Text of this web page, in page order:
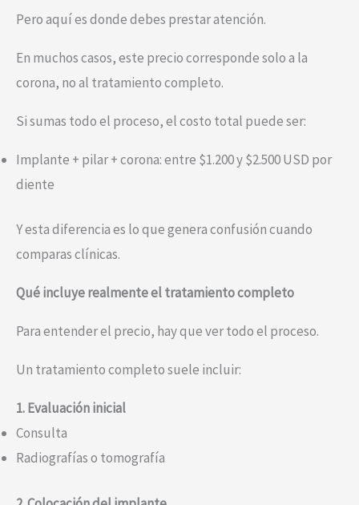
Pero aquí es donde debes prestar atención.
En muchos casos, este precio corresponde solo a la
corona, no al tratamiento completo.
Si sumas todo el proceso, el costo total puede ser:
Implante + pilar + corona: entre $1.200 y $2.500 USD por
diente
Y esta diferencia es lo que genera confusión cuando
comparas clínicas.
Qué incluye realmente el tratamiento completo
Para entender el precio, hay que ver todo el proceso.
Un tratamiento completo suele incluir:
1. Evaluación inicial
Consulta
Radiografías o tomografía